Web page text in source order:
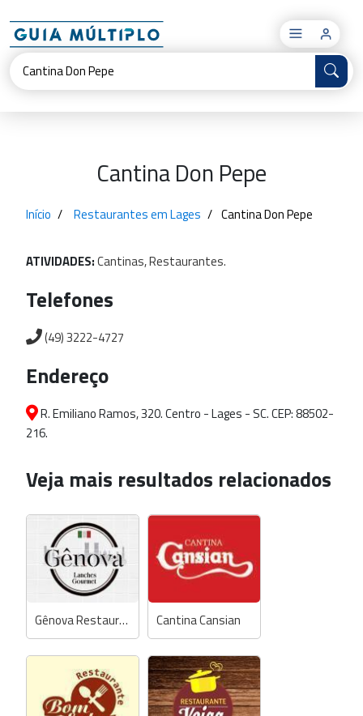
×
Cantina Don Pepe
Início Restaurantes em Lages Cantina Don Pepe
ATIVIDADES:Cantinas,Restaurantes.
Telefones
(49) 3222-4727
Endereço
R. Emiliano Ramos, 320. Centro - Lages - SC. CEP: 88502-
216.
Veja mais resultados relacionados
Gênova Restaurante Cantina Cansian